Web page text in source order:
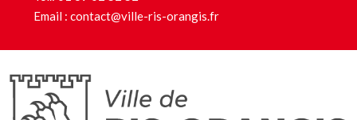
Email : contact@ville-ris-orangis.fr